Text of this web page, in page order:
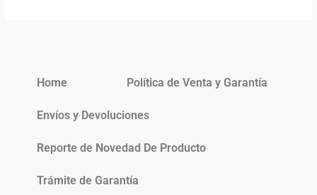
Home Política de Venta y Garantía
Envíos y Devoluciones
Reporte de Novedad De Producto
Trámite de Garantía